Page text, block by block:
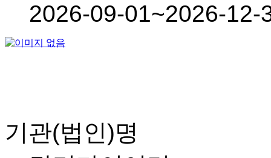
2026-09-01~2026-12-
기관(법인)명